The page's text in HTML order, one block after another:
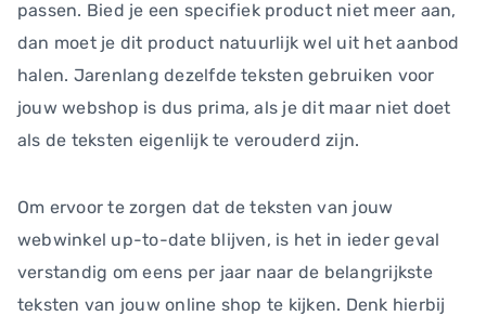
passen. Bied je een specifiek product niet meer aan,
dan moet je dit product natuurlijk wel uit het aanbod
halen. Jarenlang dezelfde teksten gebruiken voor
jouw webshop is dus prima, als je dit maar niet doet
als de teksten eigenlijk te verouderd zijn.
Om ervoor te zorgen dat de teksten van jouw
webwinkel up-to-date blijven, is het in ieder geval
verstandig om eens per jaar naar de belangrijkste
teksten van jouw online shop te kijken. Denk hierbij